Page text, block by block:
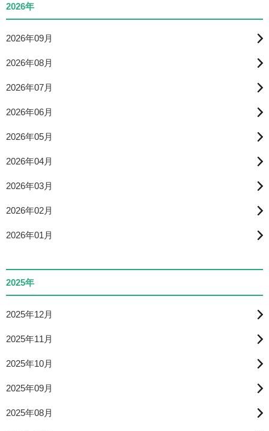
2026年
2026年09月
2026年08月
2026年07月
2026年06月
2026年05月
2026年04月
2026年03月
2026年02月
2026年01月
2025年
2025年12月
2025年11月
2025年10月
2025年09月
2025年08月